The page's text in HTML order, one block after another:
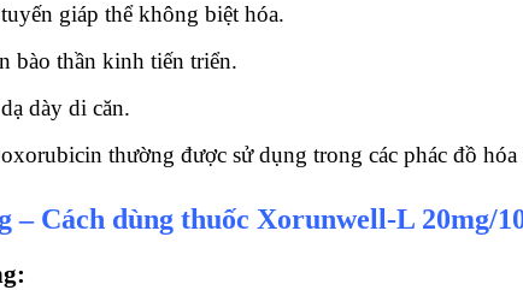
giáp thể không biệt hóa.
bào thần kinh tiến triển.
dày di căn.
thường được sử dụng trong các phác đồ
– Cách dùng thuốc Xorunwell-L 20mg/